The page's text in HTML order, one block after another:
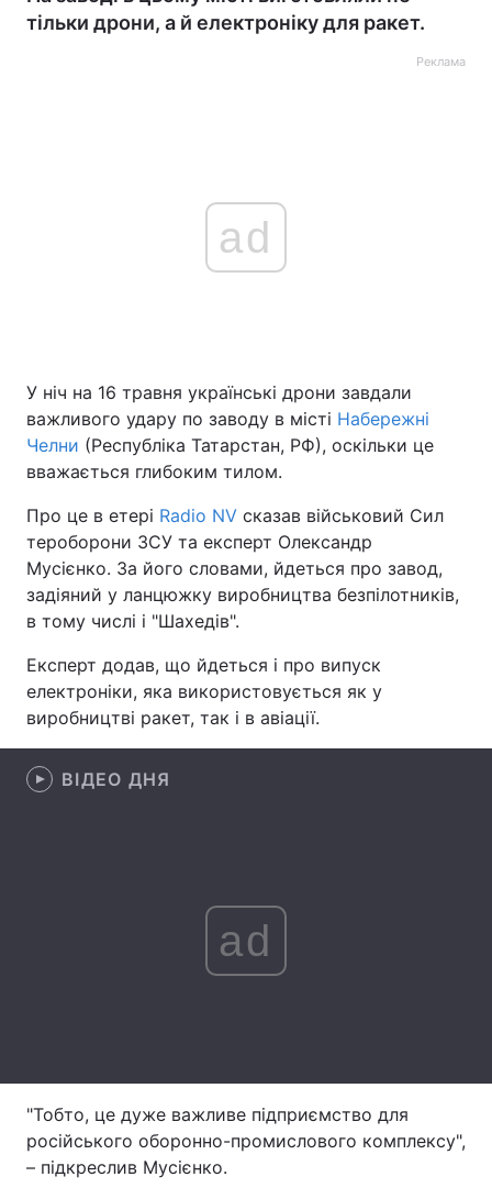
Головна Війна
Україна Політика
Спорт Наука
Техно і зв'язок Лайт
Здоров'я Туризм
Екологія
Думки
тільки дрони, а й електроніку для ракет.
Реклама
ad
У ніч на 16 травня українські дрони завдали
важливого удару по заводу в місті Набережні
Челни (Республіка Татарстан, РФ), оскільки це
вважається глибоким тилом.
Про це в етері Radio NV сказав військовий Сил
тероборони ЗСУ та експерт Олександр
Мусієнко. За його словами, йдеться про завод,
задіяний у ланцюжку виробництва безпілотників,
в тому числі і "Шахедів".
Експерт додав, що йдеться і про випуск
електроніки, яка використовується як у
виробництві ракет, так і в авіації.
ВІДЕО ДНЯ
ad
"Тобто, це дуже важливе підприємство для
російського оборонно-промислового комплексу",
– підкреслив Мусієнко.